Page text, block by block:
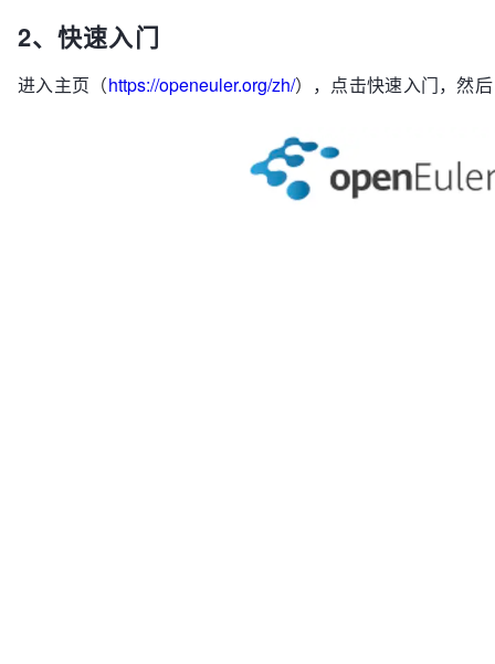
2、快速入门
进入主页 （https://openeuler.org/zh/） ，点击快速入门，然